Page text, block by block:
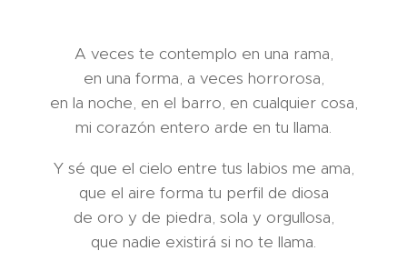
A veces te contemplo en una rama,
en una forma, a veces horrorosa,
en la noche, en el barro, en cualquier cosa,
mi corazón entero arde en tu llama.
Y sé que el cielo entre tus labios me ama,
que el aire forma tu perfil de diosa
de oro y de piedra, sola y orgullosa,
que nadie existirá si no te llama.